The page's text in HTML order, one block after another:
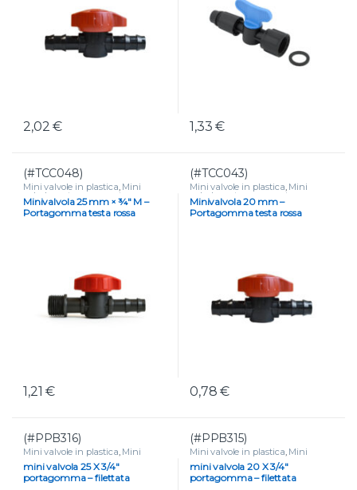
2,02€ 1,33€
(#TCC048)
Mini valvole in plastica, Mini
valvole portagomma e tape
VALVOLE
Minivalvola 25 mm × ¾″ M –
Portagomma testa rossa
1,21€
(#TCC043)
Mini valvole in plastica, Mini
valvole portagomma e tape
VALVOLE
Minivalvola 20 mm –
Portagomma testa rossa
0,78€
(#PPB316)
Mini valvole in plastica, Mini
valvole portagomma e tape
VALVOLE
mini valvola 25 X 3/4″
portagomma – filettata
(#PPB315)
Mini valvole in plastica, Mini
valvole portagomma e tape
VALVOLE
mini valvola 20 X 3/4″
portagomma – filettata